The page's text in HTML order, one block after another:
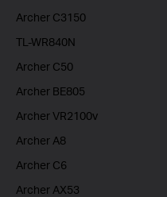
Archer C3150
TL-WR840N
Archer C50
Archer BE805
Archer VR2100v
Archer A8
Archer C6
Archer AX53